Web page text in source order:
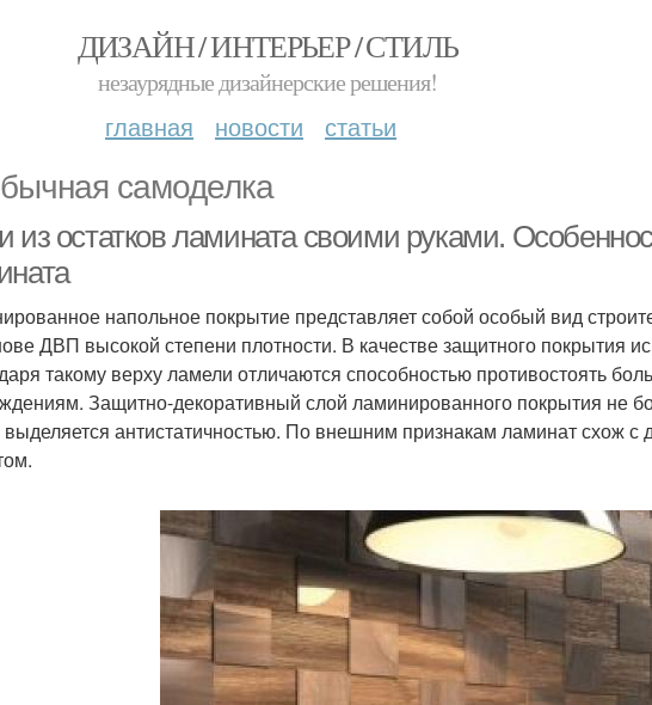
ДИЗАЙН / ИНТЕРЬЕР / СТИЛЬ
незаурядные дизайнерские решения!
главная новости статьи
самоделка
из остатков ламината своими руками.
напольное покрытие представляет собой особый вид
ДВП высокой степени плотности. В качестве защитного покрытия
такому верху ламели отличаются способностью противостоять
Защитно-декоративный слой ламинированного покрытия не
выделяется антистатичностью. По внешним признакам ламинат схож